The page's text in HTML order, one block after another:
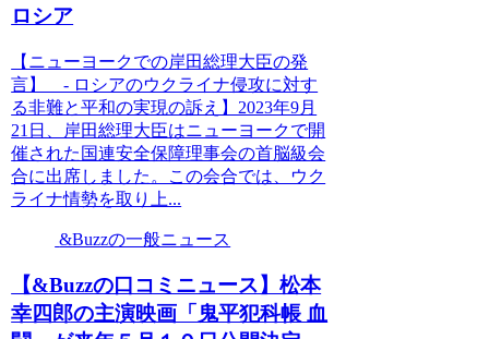
ロシア
【ニューヨークでの岸田総理大臣の発
言】 - ロシアのウクライナ侵攻に対す
る非難と平和の実現の訴え】2023年9月
21日、岸田総理大臣はニューヨークで開
催された国連安全保障理事会の首脳級会
合に出席しました。この会合では、ウク
ライナ情勢を取り上...
&Buzzの一般ニュース
【&Buzzの口コミニュース】松本
幸四郎の主演映画「鬼平犯科帳 血